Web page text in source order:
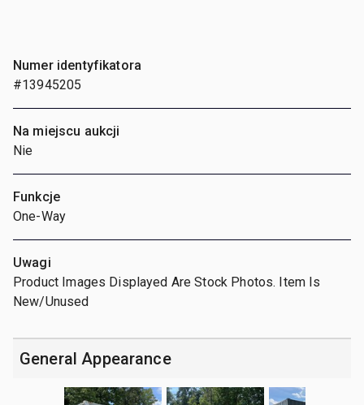
Numer identyfikatora
#13945205
Na miejscu aukcji
Nie
Funkcje
One-Way
Uwagi
Product Images Displayed Are Stock Photos. Item Is
New/Unused
General Appearance